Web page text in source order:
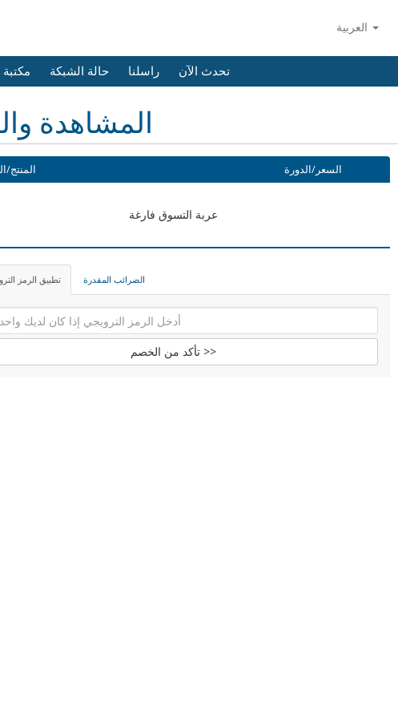
حالة الشبكة راسلنا تحدث الآن
المشاهدة
المنتج/ السعر/الدورة
عربة التسوق فارغة
تطبيق الرمز الضرائب المقدرة
تأكد من الخصم >>